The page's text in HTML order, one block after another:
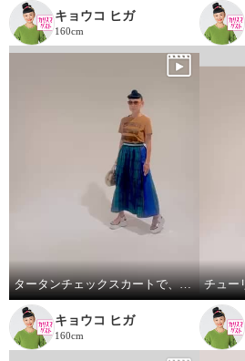
キョウコ ヒガ
160cm
タータンチェックスカートで、新鮮スタイリング
キョウコ ヒガ
160cm